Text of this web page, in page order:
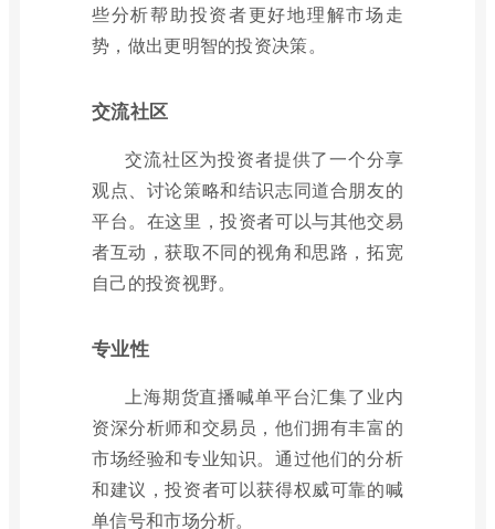
些分析帮助投资者更好地理解市场走
势，做出更明智的投资决策。
交流社区
交流社区为投资者提供了一个分享
观点、讨论策略和结识志同道合朋友的
平台。在这里，投资者可以与其他交易
者互动，获取不同的视角和思路，拓宽
自己的投资视野。
专业性
上海期货直播喊单平台汇集了业内
资深分析师和交易员，他们拥有丰富的
市场经验和专业知识。通过他们的分析
和建议，投资者可以获得权威可靠的喊
单信号和市场分析。